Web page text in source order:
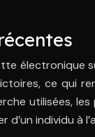
électronique
ce qui
utilisées,
individu à